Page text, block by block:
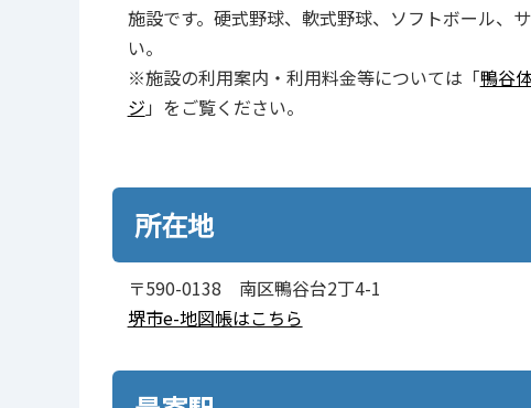
施設です。硬式野球、軟式野球、ソフトボール、
い。
※施設の利用案内・利用料金等については「鴨谷
ジ 」をご覧ください。
所在地
〒590-0138 南区鴨谷台2丁4-1
堺市e-地図帳はこちら